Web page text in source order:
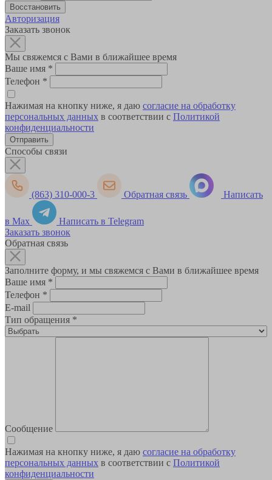
Авторизация
Заказать звонок
Мы свяжемся с Вами в ближайшее время
Ваше имя *
Телефон *
Нажимая на кнопку ниже, я даю согласие на обработку
персональных данных в соответствии с Политикой
конфиденциальности
Способы связи
(863) 310-000-3 Обратная связь Написать
в Max
Написать в Telegram
Заказать звонок
Обратная связь
Заполните форму, и мы свяжемся с Вами в ближайшее время
Ваше имя *
Телефон *
E-mail
Тип обращения *
Сообщение
Нажимая на кнопку ниже, я даю согласие на обработку
персональных данных в соответствии с Политикой
конфиденциальности